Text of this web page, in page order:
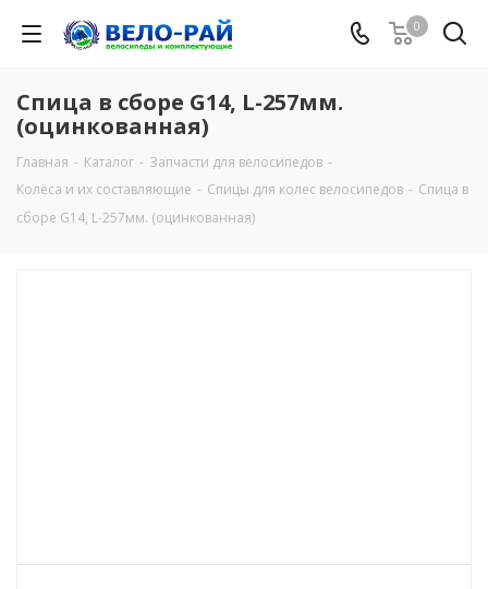
0
Спица в сборе G14, L-257мм.
(оцинкованная)
Главная - Каталог - Запчасти для велосипедов -
Колёса и их составляющие - Спицы для колес велосипедов - Спица в
сборе G14, L-257мм. (оцинкованная)